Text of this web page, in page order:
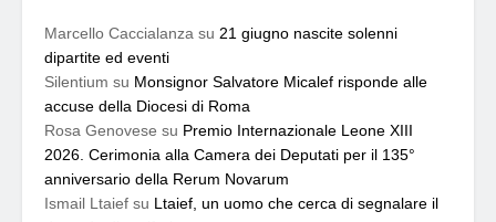
Marcello Caccialanza su 21 giugno nascite solenni
dipartite ed eventi
Silentium su Monsignor Salvatore Micalef risponde alle
accuse della Diocesi di Roma
Rosa Genovese su Premio Internazionale Leone XIII
2026. Cerimonia alla Camera dei Deputati per il 135°
anniversario della Rerum Novarum
Ismail Ltaief su Ltaief, un uomo che cerca di segnalare il